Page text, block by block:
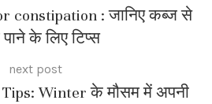
constipation : जानिए कब्ज से
पाने के लिए टिप्स
next post
Winter के मौसम में अपनी